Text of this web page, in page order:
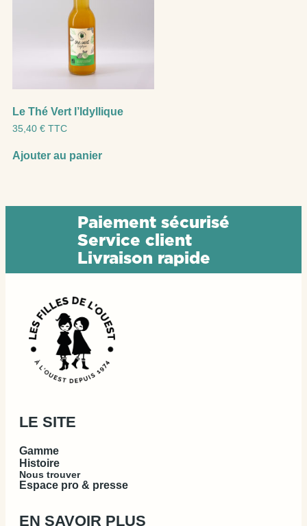
Le Thé Vert l’Idyllique
35,40 € TTC
Ajouter au panier
Paiement sécurisé
Service c ient
Livraison rapide
LE SITE
Gamme
Histoire
Nous trouver
Espace pro & presse
EN SAVOIR PLUS